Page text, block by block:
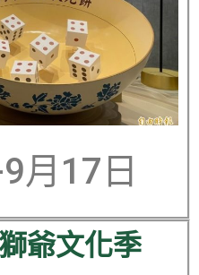
月17日
爺文化季